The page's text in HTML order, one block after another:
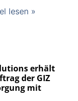
lesen »
erhält
der GIZ
mit